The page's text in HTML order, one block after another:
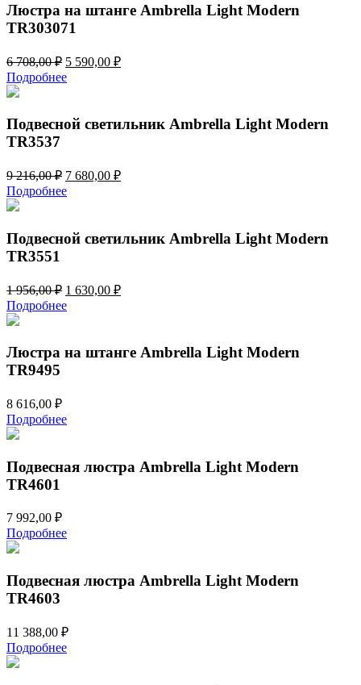
Люстра на штанге Ambrella Light Modern
TR303071
6 708,00₽ Первоначальная
цена
составляла
708,00 ₽.
5 590,00 ₽Текущая
Подробнее
Подвесной светильник Ambrella Light Modern
TR3537
9 216,00₽ Первоначальная
цена
составляла
216,00 ₽.
7 680,00 ₽Текущая
Подробнее
Подвесной светильник Ambrella Light Modern
TR3551
1 956,00₽ Первоначальная
цена
составляла
956,00 ₽.
1 630,00 ₽Текущая
Подробнее
Люстра на штанге Ambrella Light Modern
TR9495
8 616,00 ₽
Подробнее
Подвесная люстра Ambrella Light Modern
TR4601
7 992,00 ₽
Подробнее
Подвесная люстра Ambrella Light Modern
TR4603
11 388,00 ₽
Подробнее